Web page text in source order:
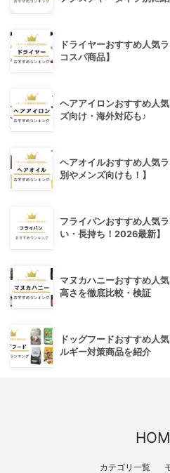
ドライヤーおすすめ人気
コスパ商品】
ヘアアイロンおすすめ人
ズ向け・海外対応も♪
ヘアオイルおすすめ人気
別やメンズ向けも！】
フライパンおすすめ人気
い・長持ち！2026最新】
マヌカハニーおすすめ人
高さを徹底比較・検証
ドッグフードおすすめ人
ルギー対策商品を紹介
カテゴリ一覧